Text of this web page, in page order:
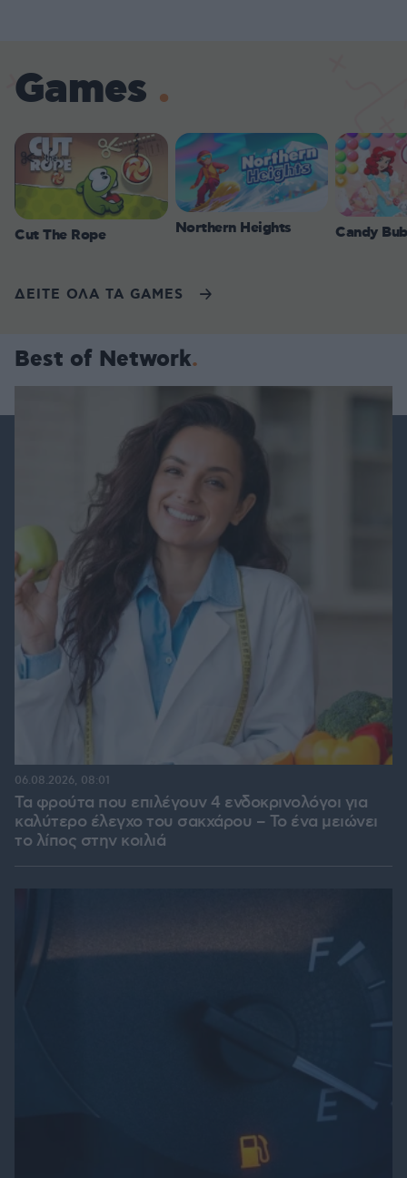
Games
Cut The Rope Northern Heights Candy
ΔΕΙΤΕ ΟΛΑ ΤΑ GAMES
Best of Network
Τα φρούτα που επιλέγουν 4 ενδοκρινολόγοι για
καλύτερο έλεγχο του σακχάρου – Το ένα μειώνει
το λίπος στην κοιλιά
06.08.2026, 08:01